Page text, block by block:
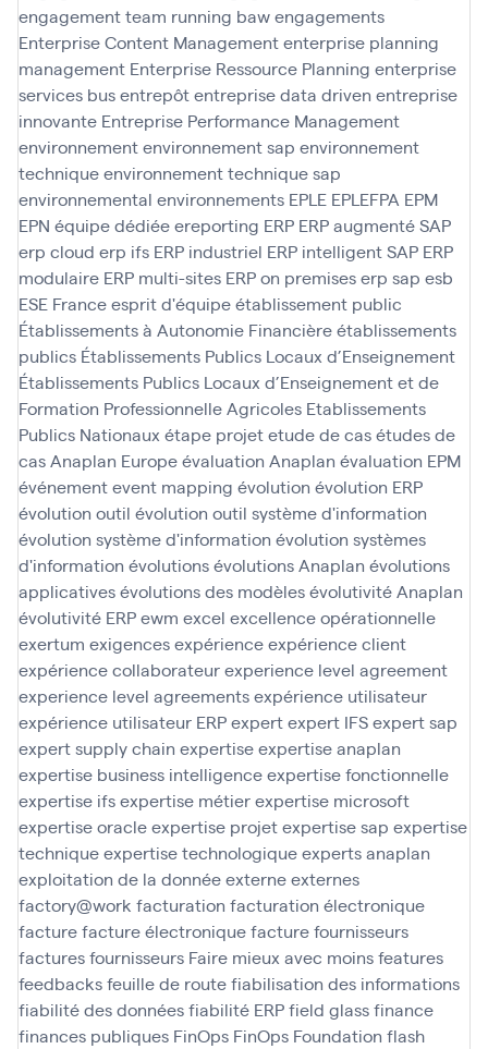
engagement team running bawengagements
Enterprise Content Managemententerprise planning
management Enterprise Ressource Planning enterprise
services busentrepôtentreprise data driven entreprise
innovante Entreprise Performance Management
environnementenvironnement sap environnement
techniqueenvironnement technique sap
environnemental environnements EPLE EPLEFPA EPM
EPN équipe dédiéeereporting ERP ERP augmenté SAP
erp cloud erp ifs ERP industriel ERP intelligent SAP ERP
modulaire ERP multi-sites ERP on premiseserp sap esb
ESE Franceesprit d'équipeétablissement public
Établissements à Autonomie Financièreétablissements
publics Établissements Publics Locaux d’Enseignement
Établissements Publics Locaux d’Enseignement et de
Formation Professionnelle Agricoles Etablissements
Publics Nationaux étape projetetude de casétudes de
cas Anaplan Europeévaluation Anaplan évaluation EPM
événementevent mapping évolution évolution ERP
évolution outil évolution outil système d'information
évolution système d'information évolution systèmes
d'information évolutionsévolutions Anaplan évolutions
applicativesévolutions des modèlesévolutivité Anaplan
évolutivité ERPewm excel excellence opérationnelle
exertum exigencesexpérienceexpérience client
expérience collaborateurexperience level agreement
experience level agreementsexpérience utilisateur
expérience utilisateur ERPexpertexpert IFSexpert sap
expert supply chain expertiseexpertise anaplan
expertise business intelligenceexpertise fonctionnelle
expertise ifsexpertise métierexpertise microsoft
expertise oracleexpertise projetexpertise sap expertise
techniqueexpertise technologiqueexperts anaplan
exploitation de la donnéeexterneexternes
factory@work facturation facturation électronique
facturefacture électroniquefacture fournisseurs
factures fournisseurs Faire mieux avec moinsfeatures
feedbacksfeuille de routefiabilisation des informations
fiabilité des donnéesfiabilité ERPfield glassfinance
finances publiques FinOps FinOps Foundation flash